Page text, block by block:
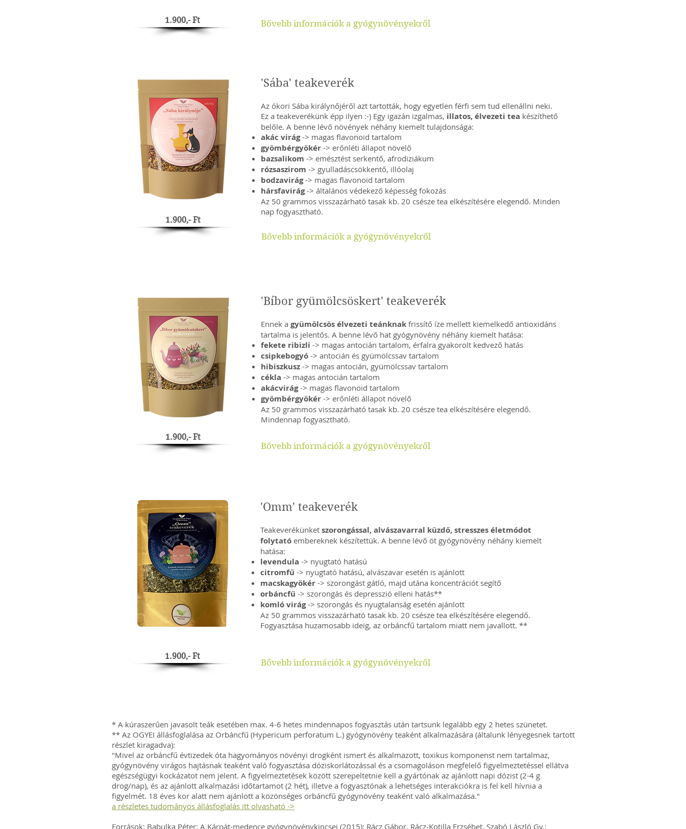
1.900,- Ft Bővebb információk a gyógynövényekről
1.900,- Ft
'Sába' teakeverék
Az ókori Sába királynőjéről azt tartották, hogy egyetlen férfi sem tud ellenállni neki.
Ez a teakeverékünk épp ilyen :-) Egy igazán izgalmas, illatos, élvezeti tea készíthető
belőle. A benne lévő növények néhány kiemelt tulajdonsága:
akác virág-> magas flavonoid tartalom
gyömbérgyökér -> erőnléti állapot növelő
bazsalikom -> emésztést serkentő, afrodiziákum
rózsaszirom -> gyulladáscsökkentő, illóolaj
bodzavirág-> magas flavonoid tartalom
hársfavirág-> általános védekező képesség fokozás
Az 50 grammos visszazárható tasak kb. 20 csésze tea elkészítésére elegendő. Minden
nap fogyasztható.
Bővebb információk a gyógynövényekről
1.900,- Ft
'Bíbor gyümölcsöskert' teakeverék
Ennek a gyümölcsös élvezeti teánknak frissítő íze mellett kiemelkedő antioxidáns
tartalma is jelentős. A benne lévő hat gyógynövény néhány kiemelt hatása:
fekete ribizli -> magas antocián tartalom, érfalra gyakorolt kedvező hatás
csipkebogyó -> antocián és gyümölcssav tartalom
hibiszkusz -> magas antocián, gyümölcssav tartalom
cékla -> magas antocián tartalom
akácvirág-> magas flavonoid tartalom
gyömbérgyökér -> erőnléti állapot növelő
Az 50 grammos visszazárható tasak kb. 20 csésze tea elkészítésére elegendő.
Mindennap fogyasztható.
Bővebb információk a gyógynövényekről
1.900,- Ft
'Omm' teakeverék
Teakeverékünket szorongással, alvászavarral küzdő, stresszes életmódot
folytató embereknek készítettük. A benne lévő öt gyógynövény néhány kiemelt
hatása:
levendula -> nyugtató hatású
citromfű -> nyugtató hatású, alvászavar esetén is ajánlott
macskagyökér -> szorongást gátló, majd utána koncentrációt segítő
orbáncfű -> szorongás és depresszió elleni hatás**
komló virág-> szorongás és nyugtalanság esetén ajánlott
Az 50 grammos visszazárható tasak kb. 20 csésze tea elkészítésére elegendő.
Fogyasztása huzamosabb ideig, az orbáncfű tartalom miatt nem javallott. **
Bővebb információk a gyógynövényekről
* A kúraszerűen javasolt teák esetében max. 4-6 hetes mindennapos fogyasztás után tartsunk legalább egy 2 hetes szünetet.
** Az OGYEI állásfoglalása az Orbáncfű (Hypericum perforatum L.) gyógynövény teaként alkalmazására (általunk lényegesnek tartott
részlet kiragadva):
"Mivel az orbáncfű évtizedek óta hagyományos növényi drogként ismert és alkalmazott, toxikus komponenst nem tartalmaz,
gyógynövény virágos hajtásnak teaként való fogyasztása dóziskorlátozással és a csomagoláson megfelelő figyelmeztetéssel ellátva
egészségügyi kockázatot nem jelent. A figyelmeztetések között szerepeltetnie kell a gyártónak az ajánlott napi dózist (2-4 g
drog/nap), és az ajánlott alkalmazási időtartamot (2 hét), illetve a fogyasztónak a lehetséges interakciókra is fel kell hívnia a
figyelmét. 18 éves kor alatt nem ajánlott a közönséges orbáncfű gyógynövény teaként való alkalmazása."
a részletes tudományos állásfoglalás itt olvasható ->
Források: Babulka Péter: A Kárpát-medence gyógynövénykincsei (2015); Rácz Gábor, Rácz-Kotilla Erzsébet, Szabó László Gy.: